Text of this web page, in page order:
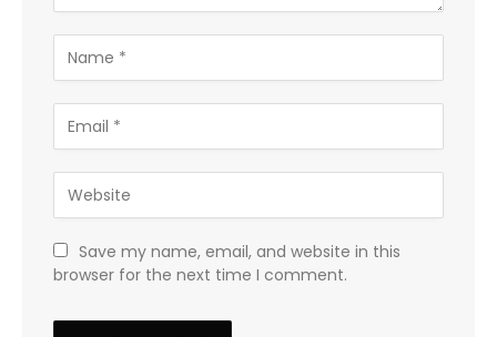
Save my name, email, and website in this
browser for the next time I comment.